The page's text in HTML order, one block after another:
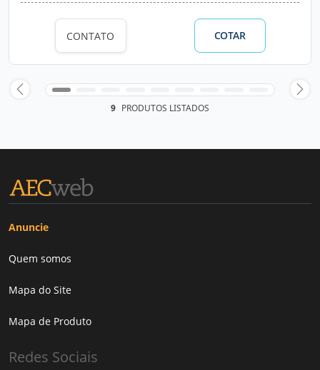
CONTATO COTAR
9 PRODUTOS LISTADOS
Anuncie
Quem somos
Mapa do Site
Mapa de Produto
Redes Sociais